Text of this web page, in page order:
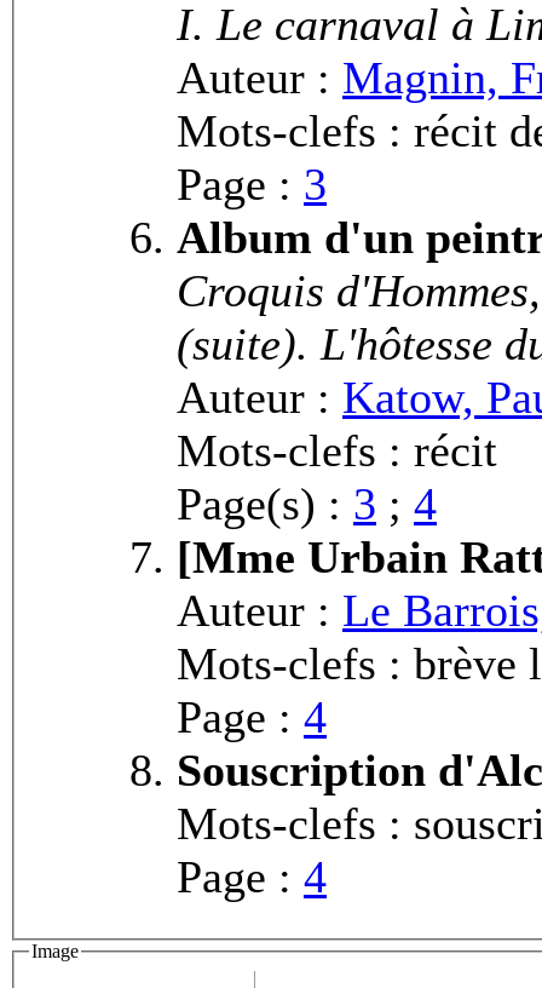
I. Le carnaval à
Auteur : Magnin,
Mots-clefs : récit
Page : 3
Album d'un
Croquis
(suite). L'hôtesse
Auteur : Katow,
Mots-clefs : récit
Page(s) : 3 ; 4
[Mme Urbain
Auteur : Le
Mots-clefs : brève
Page : 4
Souscription
Mots-clefs :
Page : 4
Image